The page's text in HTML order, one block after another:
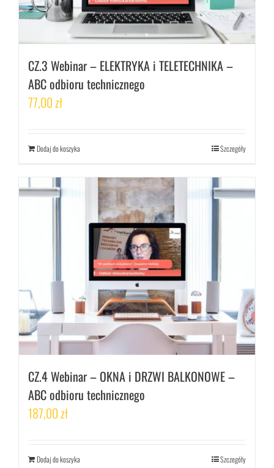
CZ.3 Webinar – ELEKTRYKA i TELETECHNIKA –
ABC odbioru technicznego
77,00zł
Dodaj do koszyka Szczegóły
CZ.4 Webinar – OKNA i DRZWI BALKONOWE –
ABC odbioru technicznego
187,00zł
Dodaj do koszyka Szczegóły